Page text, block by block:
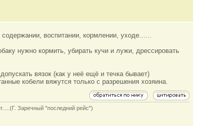
воспитании, кормлении, уходе......
нужно кормить, убирать кучи и лужи, дрессировать
вязок (как у неё ещё и течка бывает)
кобели вяжутся только с разрешения хозяина.
Заречный "последний рейс")